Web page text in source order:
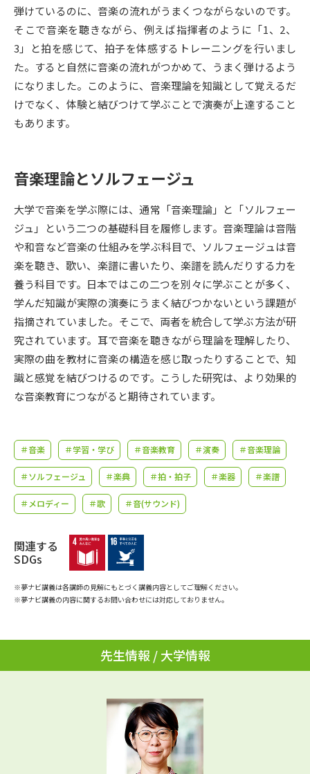
オープンキャンパスなどを調べる
オープンキャンパス検索 実施プログラムから探す
来場型・Web型イベント特集 夢ナビライブ
志望校・出願校を調べる
併願校選び 受験スケジュールを立てよう
先輩が入学を決めた理由 テレメール全国一斉進学調査
新生活お役立ちガイド
学問発見 学問検索
学問のミニ講義「夢ナビ講義」 学問分野解説
学問の教科書 夢ナビライブ
ユーザーサポート
Ｑ＆Ａ よくあるご質問 大学進学IDについて
個人情報取扱規定
訂正のご案内
弾けているのに、音楽の流れがうまくつながらないのです。
そこで音楽を聴きながら、例えば指揮者のように「1、2、
3」と拍を感じて、拍子を体感するトレーニングを行いまし
た。すると自然に音楽の流れがつかめて、うまく弾けるよう
になりました。このように、音楽理論を知識として覚えるだ
けでなく、体験と結びつけて学ぶことで演奏が上達すること
もあります。
音楽理論とソルフェージュ
大学で音楽を学ぶ際には、通常「音楽理論」と「ソルフェー
ジュ」という二つの基礎科目を履修します。音楽理論は音階
や和音など音楽の仕組みを学ぶ科目で、ソルフェージュは音
楽を聴き、歌い、楽譜に書いたり、楽譜を読んだりする力を
養う科目です。日本ではこの二つを別々に学ぶことが多く、
学んだ知識が実際の演奏にうまく結びつかないという課題が
指摘されていました。そこで、両者を統合して学ぶ方法が研
究されています。耳で音楽を聴きながら理論を理解したり、
実際の曲を教材に音楽の構造を感じ取ったりすることで、知
識と感覚を結びつけるのです。こうした研究は、より効果的
な音楽教育につながると期待されています。
＃音楽 ＃学習・学び ＃音楽教育 ＃演奏 ＃音楽理論
＃ソルフェージュ ＃楽典 ＃拍・拍子 ＃楽器 ＃楽譜
＃メロディー ＃歌 ＃音(サウンド)
関連する
SDGs
※夢ナビ講義は各講師の見解にもとづく講義内容としてご理解ください。
※夢ナビ講義の内容に関するお問い合わせには対応しておりません。
先生情報 / 大学情報